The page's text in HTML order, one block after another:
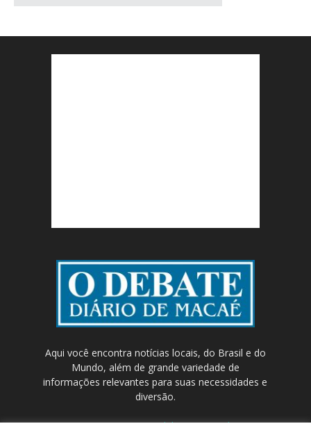
Aqui você encontra notícias locais, do Brasil e do
Mundo, além de grande variedade de
informações relevantes para suas necessidades e
diversão.
Contato:contato@odebateon.com.br /